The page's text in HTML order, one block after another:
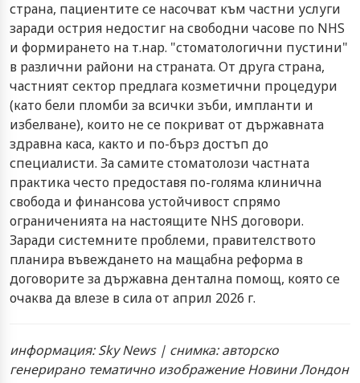
страна, пациентите се насочват към частни услуги
заради острия недостиг на свободни часове по NHS
и формирането на т.нар. "стоматологични пустини"
в различни райони на страната. От друга страна,
частният сектор предлага козметични процедури
(като бели пломби за всички зъби, импланти и
избелване), които не се покриват от държавната
здравна каса, както и по-бърз достъп до
специалисти. За самите стоматолози частната
практика често предоставя по-голяма клинична
свобода и финансова устойчивост спрямо
ограниченията на настоящите NHS договори.
Заради системните проблеми, правителството
планира въвеждането на мащабна реформа в
договорите за държавна дентална помощ, която се
очаква да влезе в сила от април 2026 г.
информация: Sky News | снимка: авторско
генерирано тематично изображение Новини Лондон